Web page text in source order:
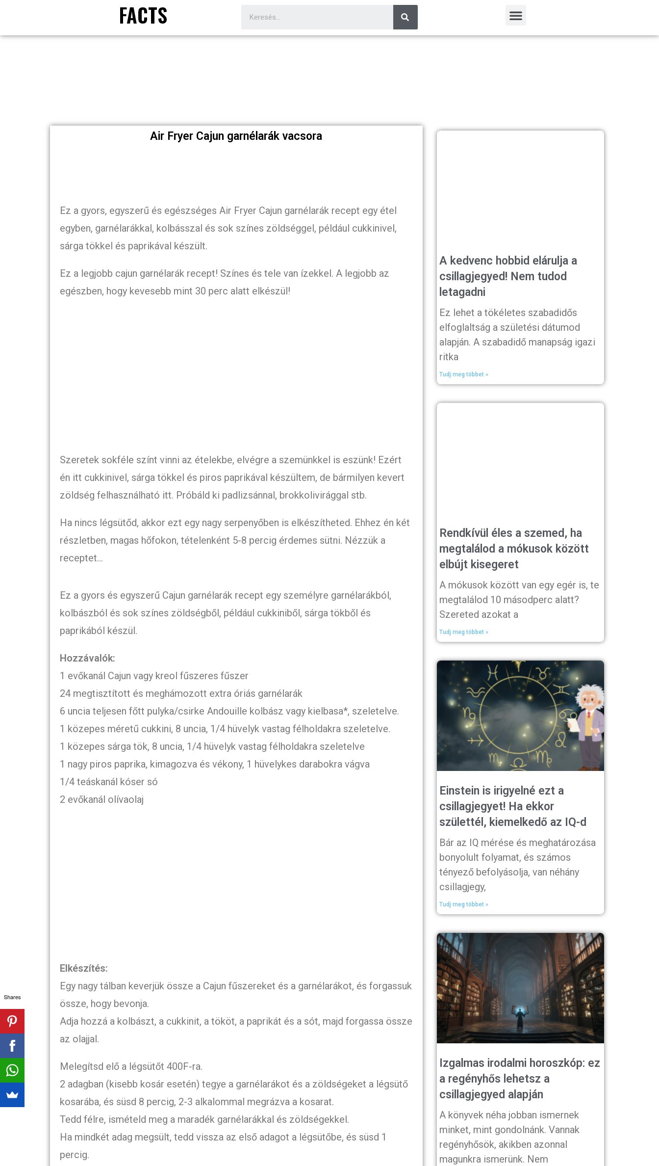
FACTS
Air Fryer Cajun garnélarák vacsora
Ez a gyors, egyszerű és egészséges Air Fryer Cajun garnélarák recept egy étel
egyben, garnélarákkal, kolbásszal és sok színes zöldséggel, például cukkinivel,
sárga tökkel és paprikával készült.
Ez a legjobb cajun garnélarák recept! Színes és tele van ízekkel. A legjobb az
egészben, hogy kevesebb mint 30 perc alatt elkészül!
Szeretek sokféle színt vinni az ételekbe, elvégre a szemünkkel is eszünk! Ezért
én itt cukkinivel, sárga tökkel és piros paprikával készültem, de bármilyen kevert
zöldség felhasználható itt. Próbáld ki padlizsánnal, brokkolivirággal stb.
Ha nincs légsütőd, akkor ezt egy nagy serpenyőben is elkészítheted. Ehhez én két
részletben, magas hőfokon, tételenként 5-8 percig érdemes sütni. Nézzük a
receptet…
Ez a gyors és egyszerű Cajun garnélarák recept egy személyre garnélarákból,
kolbászból és sok színes zöldségből, például cukkiniből, sárga tökből és
paprikából készül.
Hozzávalók:
1 evőkanál Cajun vagy kreol fűszeres fűszer
24 megtisztított és meghámozott extra óriás garnélarák
6 uncia teljesen főtt pulyka/csirke Andouille kolbász vagy kielbasa*, szeletelve.
1 közepes méretű cukkini, 8 uncia, 1/4 hüvelyk vastag félholdakra szeletelve.
1 közepes sárga tök, 8 uncia, 1/4 hüvelyk vastag félholdakra szeletelve
1 nagy piros paprika, kimagozva és vékony, 1 hüvelykes darabokra vágva
1/4 teáskanál kóser só
2 evőkanál olívaolaj
Elkészítés:
Egy nagy tálban keverjük össze a Cajun fűszereket és a garnélarákot, és forgassuk
össze, hogy bevonja.
Adja hozzá a kolbászt, a cukkinit, a tököt, a paprikát és a sót, majd forgassa össze
az olajjal.
Melegítsd elő a légsütőt 400F-ra.
2 adagban (kisebb kosár esetén) tegye a garnélarákot és a zöldségeket a légsütő
kosarába, és süsd 8 percig, 2-3 alkalommal megrázva a kosarat.
Tedd félre, ismételd meg a maradék garnélarákkal és zöldségekkel.
Ha mindkét adag megsült, tedd vissza az első adagot a légsütőbe, és süsd 1
percig.
A kedvenc hobbid elárulja a
csillagjegyed! Nem tudod
letagadni
Ez lehet a tökéletes szabadidős
elfoglaltság a születési dátumod
alapján. A szabadidő manapság igazi
ritka
Tudj meg többet »
Rendkívül éles a szemed, ha
megtalálod a mókusok között
elbújt kisegeret
A mókusok között van egy egér is, te
megtalálod 10 másodperc alatt?
Szereted azokat a
Tudj meg többet »
Einstein is irigyelné ezt a
csillagjegyet! Ha ekkor
születtél, kiemelkedő az IQ-d
Bár az IQ mérése és meghatározása
bonyolult folyamat, és számos
tényező befolyásolja, van néhány
csillagjegy,
Tudj meg többet »
Izgalmas irodalmi horoszkóp: ez
a regényhős lehetsz a
csillagjegyed alapján
A könyvek néha jobban ismernek
minket, mint gondolnánk. Vannak
regényhősök, akikben azonnal
magunkra ismerünk. Nem
Shares